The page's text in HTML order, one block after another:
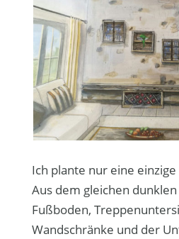
Ich plante nur eine
Aus dem gleichen
Fußboden,
Wandschränke und der